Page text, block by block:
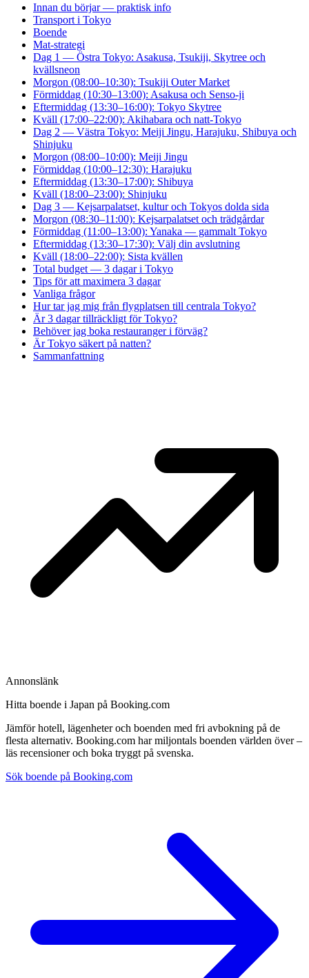
Innan du börjar — praktisk info
Transport i Tokyo
Boende
Mat-strategi
Dag 1 — Östra Tokyo: Asakusa, Tsukiji, Skytree och
kvällsneon
Morgon (08:00–10:30): Tsukiji Outer Market
Förmiddag (10:30–13:00): Asakusa och Senso-ji
Eftermiddag (13:30–16:00): Tokyo Skytree
Kväll (17:00–22:00): Akihabara och natt-Tokyo
Dag 2 — Västra Tokyo: Meiji Jingu, Harajuku, Shibuya och
Shinjuku
Morgon (08:00–10:00): Meiji Jingu
Förmiddag (10:00–12:30): Harajuku
Eftermiddag (13:30–17:00): Shibuya
Kväll (18:00–23:00): Shinjuku
Dag 3 — Kejsarpalatset, kultur och Tokyos dolda sida
Morgon (08:30–11:00): Kejsarpalatset och trädgårdar
Förmiddag (11:00–13:00): Yanaka — gammalt Tokyo
Eftermiddag (13:30–17:30): Välj din avslutning
Kväll (18:00–22:00): Sista kvällen
Total budget — 3 dagar i Tokyo
Tips för att maximera 3 dagar
Vanliga frågor
Hur tar jag mig från flygplatsen till centrala Tokyo?
Är 3 dagar tillräckligt för Tokyo?
Behöver jag boka restauranger i förväg?
Är Tokyo säkert på natten?
Sammanfattning
Annonslänk
Hitta boende i Japan på Booking.com
Jämför hotell, lägenheter och boenden med fri avbokning på de
flesta alternativ. Booking.com har miljontals boenden världen över –
läs recensioner och boka tryggt på svenska.
Sök boende på Booking.com